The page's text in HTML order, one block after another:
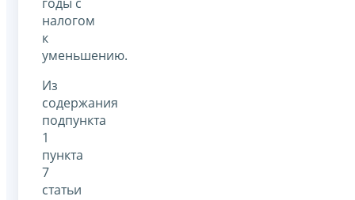
налогом
к
уменьшению.
Из
содержания
подпункта
1
пункта
7
статьи